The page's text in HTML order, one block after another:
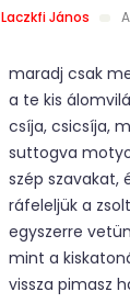
Laczkfi János
maradj csak
a te kis
csíja, csicsíja,
suttogva
szép szavakat,
ráfeleljük a
egyszerre
mint a
vissza pimasz